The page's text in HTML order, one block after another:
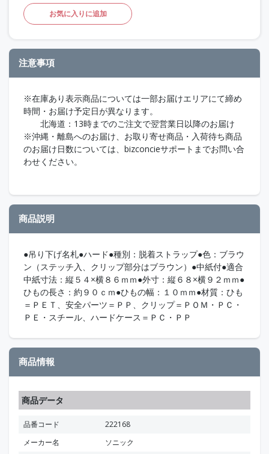
お気に入りに追加
注意事項
※在庫あり表示商品については一部お届けエリアにて締め
時間・お届け予定日が異なります。
北海道：13時までのご注文で翌営業日以降のお届け
※沖縄・離島へのお届け、お取り寄せ商品・入荷待ち商品
のお届け日数については、bizconcieサポートまでお問い合
わせください。
商品説明
●吊り下げ名札●ハード●種別：脱着ストラップ●色：ブラウ
ン（ステッチ入、クリップ部分はブラウン）●中紙付●適合
中紙寸法：縦５４×横８６ｍｍ●外寸：縦６８×横９２ｍｍ●
ひもの長さ：約９０ｃｍ●ひもの幅：１０ｍｍ●材質：ひも
＝ＰＥＴ、安全パーツ＝ＰＰ、クリップ＝ＰＯＭ・ＰＣ・
ＰＥ・スチール、ハードケース＝ＰＣ・ＰＰ
商品情報
商品データ
品番コード
222168
メーカー名
ソニック